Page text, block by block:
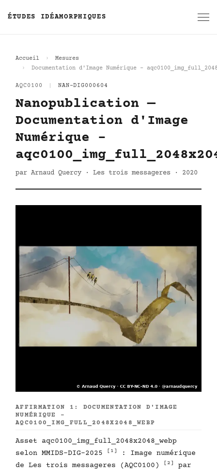
ÉTUDES IDÉAMORPHIQUES
Accueil
Mesures
Documentation d'Image Numérique -
AQC0100 NAN-DIG000604
Nanopublication —
Documentation d'Image
Numérique -
par Arnaud Quercy · Les trois messageres · 2020
AFFIRMATION 1: DOCUMENTATION D'IMAGE
NUMÉRIQUE -
AQC0100_IMG_FULL_2048X2048_WEBP
Asset aqc0100_img_full_2048x2048_webp
selon MMIDS-DIG-2025
[1]
: Image numérique
de Les trois messageres (AQC0100)
[2]
par